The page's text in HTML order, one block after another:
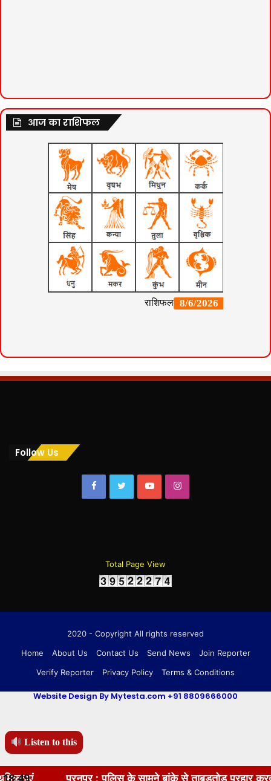
Listen to this
आज का राशिफल
Follow Us
FacebookTwitterYouTubeInstagram
Total Page View
2020 - Copyright All rights reserved
Home
About Us Contact Us Send News
Join Reporter
Verify Reporter
Privacy Policy Terms & Conditions
Website Design By Mytesta.com +91 8809666000
पूरनपुर : पुलिस के सामने बांके से ताबड़तोड़ प्रहार करता रहा हमलावर
18:49